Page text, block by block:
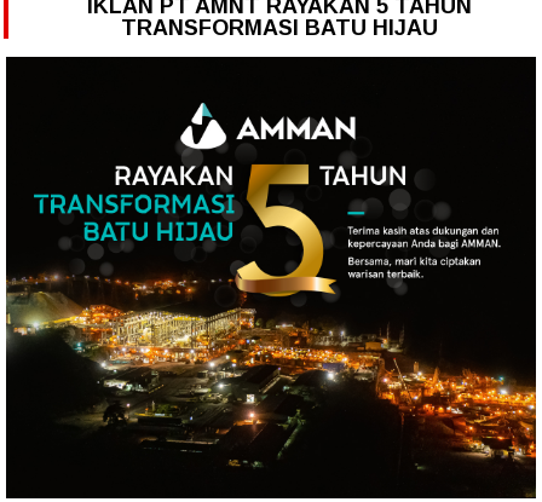
IKLAN PT AMNT RAYAKAN 5 TAHUN
TRANSFORMASI BATU HIJAU